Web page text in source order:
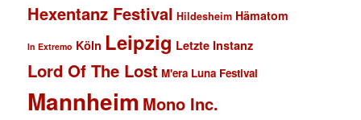
Hexentanz Festival Hildesheim Hämatom
In Extremo Köln Leipzig Letzte Instanz
Lord Of The Lost M'era Luna Festival
Mannheim Mono Inc.